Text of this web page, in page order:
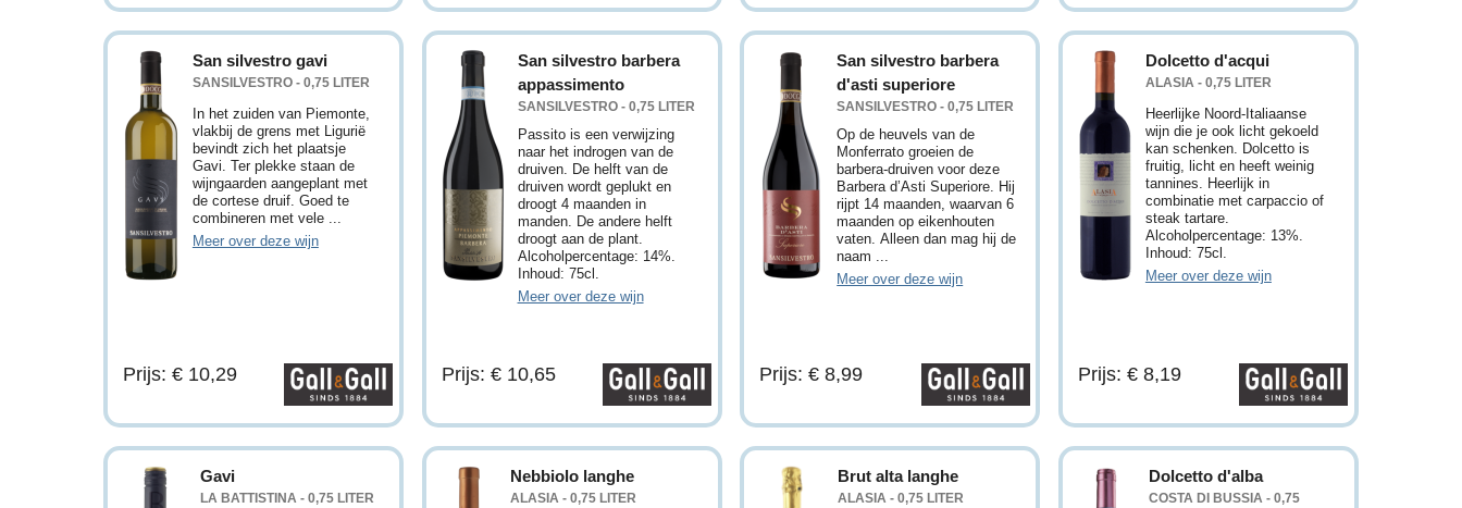
San silvestro gavi
SANSILVESTRO - 0,75 LITER
In het zuiden van Piemonte,
vlakbij de grens met Ligurië
bevindt zich het plaatsje
Gavi. Ter plekke staan de
wijngaarden aangeplant met
de cortese druif. Goed te
combineren met vele ...
Meer over deze wijn
Prijs: € 10,29
San silvestro barbera
appassimento
SANSILVESTRO - 0,75 LITER
Passito is een verwijzing
naar het indrogen van de
druiven. De helft van de
druiven wordt geplukt en
droogt 4 maanden in
manden. De andere helft
droogt aan de plant.
Alcoholpercentage: 14%.
Inhoud: 75cl.
Meer over deze wijn
Prijs: € 10,65
San silvestro barbera
d'asti superiore
SANSILVESTRO - 0,75 LITER
Op de heuvels van de
Monferrato groeien de
barbera-druiven voor deze
Barbera d’Asti Superiore. Hij
rijpt 14 maanden, waarvan 6
maanden op eikenhouten
vaten. Alleen dan mag hij de
naam ...
Meer over deze wijn
Prijs: € 8,99
Dolcetto d'acqui
ALASIA - 0,75 LITER
Heerlijke Noord-Italiaanse
wijn die je ook licht gekoeld
kan schenken. Dolcetto is
fruitig, licht en heeft weinig
tannines. Heerlijk in
combinatie met carpaccio of
steak tartare.
Alcoholpercentage: 13%.
Inhoud: 75cl.
Meer over deze wijn
Prijs: € 8,19
Gavi
LA BATTISTINA - 0,75 LITER
Nebbiolo langhe
ALASIA - 0,75 LITER
Brut alta langhe
ALASIA - 0,75 LITER
Dolcetto d'alba
COSTA DI BUSSIA - 0,75